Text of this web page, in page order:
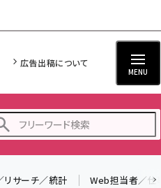
広告出稿について
MENU
リサーチ／統計 Web担当者／仕事